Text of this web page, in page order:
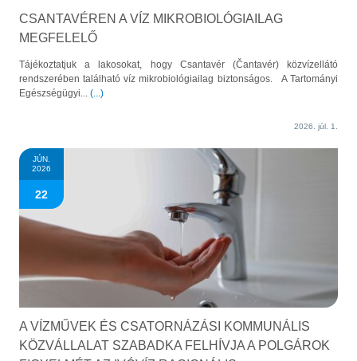
CSANTAVÉREN A VÍZ MIKROBIOLÓGIAILAG
MEGFELELŐ
Tájékoztatjuk a lakosokat, hogy Csantavér (Čantavér) közvízellátó
rendszerében található víz mikrobiológiailag biztonságos. A Tartományi
Egészségügyi... (...)
2026. júl. 1.
JÚN.
2026
22
A VÍZMŰVEK ÉS CSATORNÁZÁSI KOMMUNÁLIS
KÖZVÁLLALAT SZABADKA FELHÍVJA A POLGÁROK